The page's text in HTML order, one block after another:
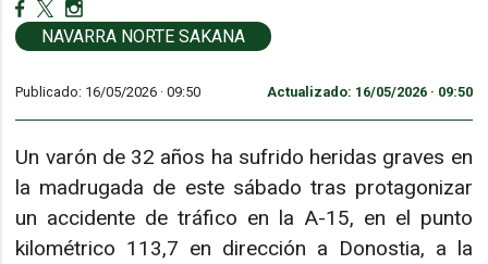
NAVARRA NORTE SAKANA
Publicado: 16/05/2026 ·09:50 Actualizado: 16/05/2026 · 09:50
Un varón de 32 años ha sufrido heridas graves en
la madrugada de este sábado tras protagonizar
un accidente de tráfico en la A-15, en el punto
kilométrico 113,7 en dirección a Donostia, a la